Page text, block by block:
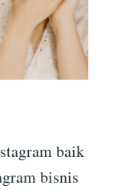
baik
bisnis